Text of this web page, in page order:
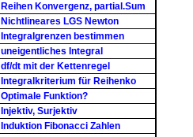
Reihen Konvergenz, partial.Sum
Nichtlineares LGS Newton
Integralgrenzen bestimmen
uneigentliches Integral
df/dt mit der Kettenregel
Integralkriterium für Reihenko
Optimale Funktion?
Injektiv, Surjektiv
Induktion Fibonacci Zahlen